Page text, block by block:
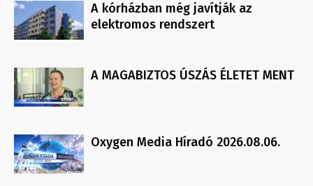
A kórházban még javítják az
elektromos rendszert
A MAGABIZTOS ÚSZÁS ÉLETET MENT
Oxygen Media Híradó 2026.08.06.